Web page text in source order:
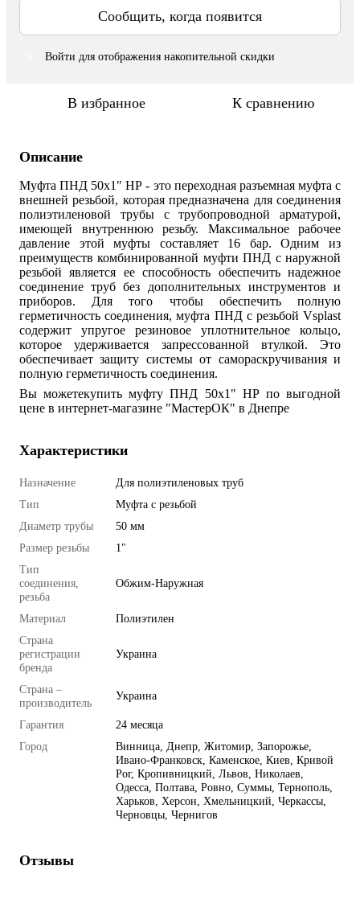
Сообщить, когда появится
Войти для отображения накопительной скидки
В избранное К сравнению
Описание
Муфта ПНД 50х1" НР - это переходная разъемная муфта с
внешней резьбой, которая предназначена для соединения
полиэтиленовой трубы с трубопроводной арматурой,
имеющей внутреннюю резьбу. Максимальное рабочее
давление этой муфты составляет 16 бар. Одним из
преимуществ комбинированной муфти ПНД с наружной
резьбой является ее способность обеспечить надежное
соединение труб без дополнительных инструментов и
приборов. Для того чтобы обеспечить полную
герметичность соединения, муфта ПНД с резьбой Vsplast
содержит упругое резиновое уплотнительное кольцо,
которое удерживается запрессованной втулкой. Это
обеспечивает защиту системы от самораскручивания и
полную герметичность соединения.
Вы можетекупить муфту ПНД 50х1" НР по выгодной
цене в интернет-магазине "МастерОК" в Днепре
Характеристики
Назначение
Для полиэтиленовых труб
Тип
Муфта с резьбой
Диаметр трубы
50 мм
Размер резьбы
1"
Тип
соединения,
резьба
Обжим-Наружная
Материал
Полиэтилен
Страна
регистрации
бренда
Украина
Страна –
производитель
Украина
Гарантия
24 месяца
Город
Винница, Днепр, Житомир, Запорожье,
Ивано-Франковск, Каменское, Киев, Кривой
Рог, Кропивницкий, Львов, Николаев,
Одесса, Полтава, Ровно, Суммы, Тернополь,
Харьков, Херсон, Хмельницкий, Черкассы,
Черновцы, Чернигов
Отзывы